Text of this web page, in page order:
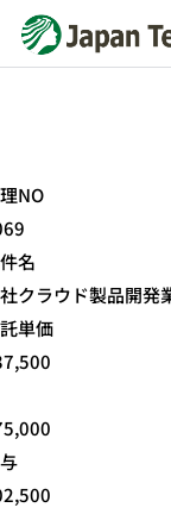
NO
名
クラウド製品開発
単価